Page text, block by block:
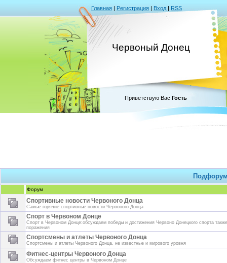
Главная | Регистрация | Вход | RSS
Червоный Донец
Приветствую Вас Гость
Форум
Спортивные новости Червоного Донца
Самые горячие спортивные новости Червоного Донца
Спорт в Червоном Донце
Спорт в Червоном Донце:обсуждаем победы и достижения Червоно Донецкого спорта
поражения
Спортсмены и атлеты Червоного Донца
Спортсмены и атлеты Червоного Донца, не известные и мирового уровня
Фитнес-центры Червоного Донца
Обсуждаем фитнес центры в Червоном Донце